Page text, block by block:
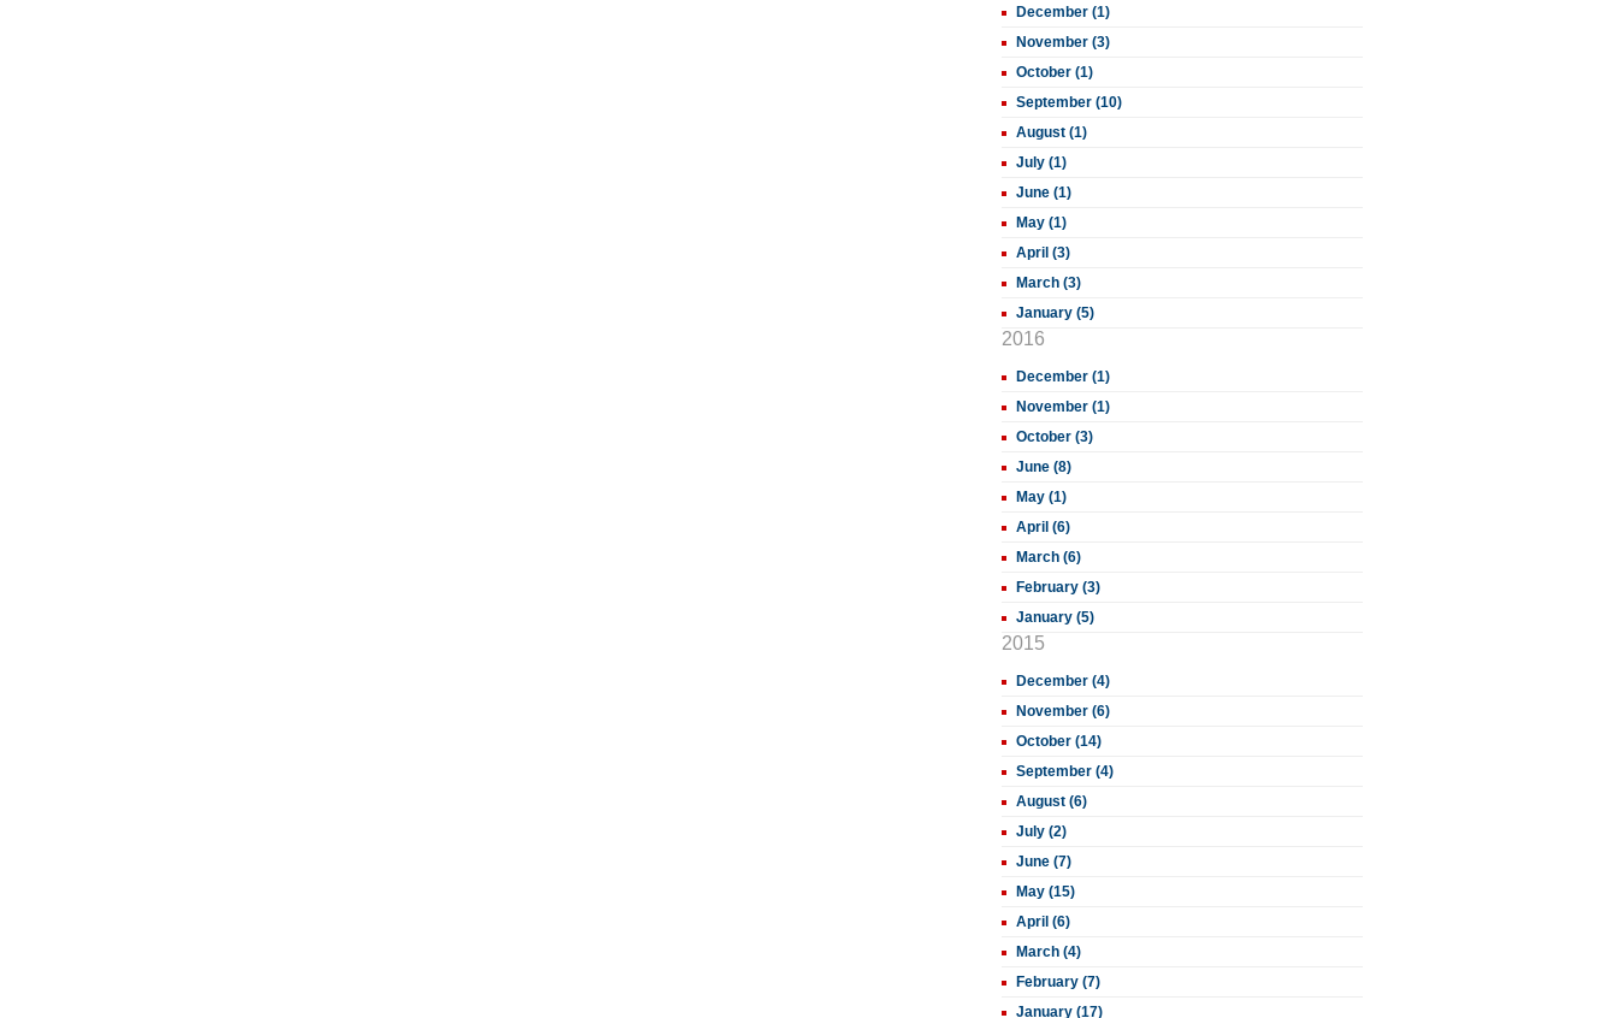
December (1)
November (3)
October (1)
September (10)
August (1)
July (1)
June (1)
May (1)
April (3)
March (3)
January (5)
2016
December (1)
November (1)
October (3)
June (8)
May (1)
April (6)
March (6)
February (3)
January (5)
2015
December (4)
November (6)
October (14)
September (4)
August (6)
July (2)
June (7)
May (15)
April (6)
March (4)
February (7)
January (17)